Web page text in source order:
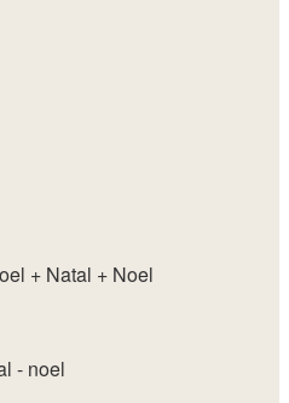
+ Natal + Noel
- noel